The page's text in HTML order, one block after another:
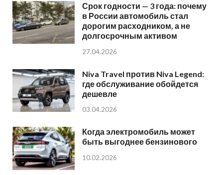
Срок годности — 3 года: почему
в России автомобиль стал
дорогим расходником, а не
долгосрочным активом
27.04.2026
Niva Travel против Niva Legend:
где обслуживание обойдется
дешевле
03.04.2026
Когда электромобиль может
быть выгоднее бензинового
10.02.2026